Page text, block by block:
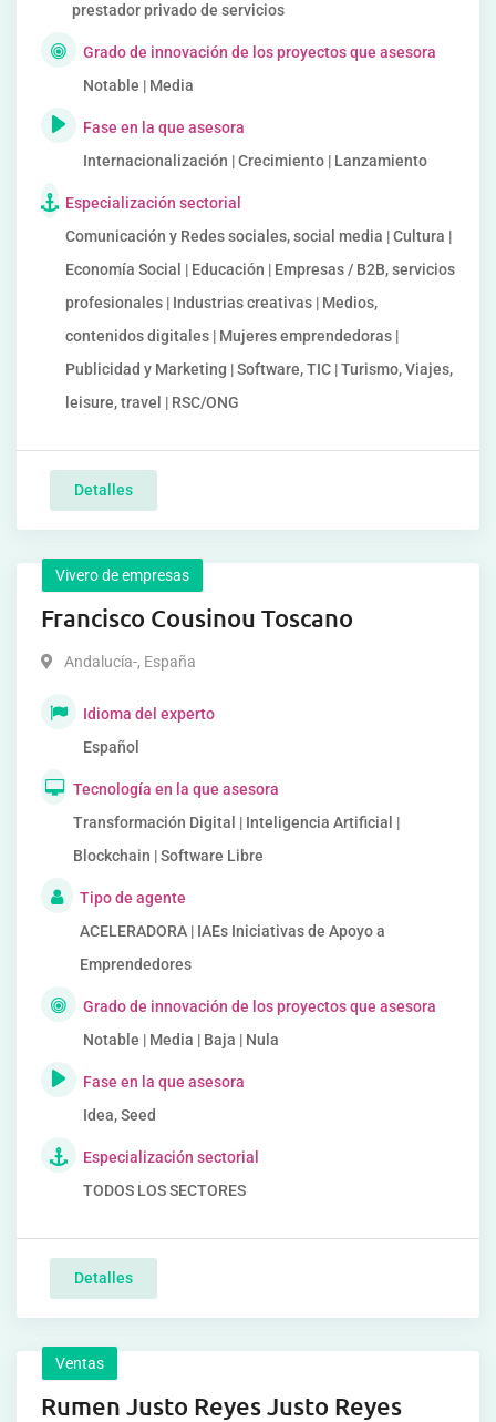
prestador privado de servicios
Grado de innovación de los proyectos que asesora
Notable | Media
Fase en la que asesora
Internacionalización | Crecimiento | Lanzamiento
Especialización sectorial
Comunicación y Redes sociales, social media | Cultura |
Economía Social | Educación | Empresas / B2B, servicios
profesionales | Industrias creativas | Medios,
contenidos digitales | Mujeres emprendedoras |
Publicidad y Marketing | Software, TIC | Turismo, Viajes,
leisure, travel | RSC/ONG
Detalles
Vivero de empresas
Francisco Cousinou Toscano
Andalucía-, España
Idioma del experto
Español
Tecnología en la que asesora
Transformación Digital | Inteligencia Artificial |
Blockchain | Software Libre
Tipo de agente
ACELERADORA | IAEs Iniciativas de Apoyo a
Emprendedores
Grado de innovación de los proyectos que asesora
Notable | Media | Baja | Nula
Fase en la que asesora
Idea, Seed
Especialización sectorial
TODOS LOS SECTORES
Detalles
Ventas
Rumen Justo Reyes Justo Reyes